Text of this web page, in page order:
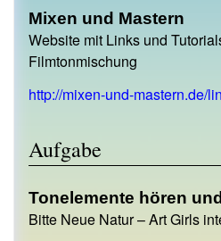
Mixen und Mastern
Website mit Links und
Filmtonmischung
http://mixen-und-mastern.de/
Aufgabe
Tonelemente hören
Bitte Neue Natur – Art Girls